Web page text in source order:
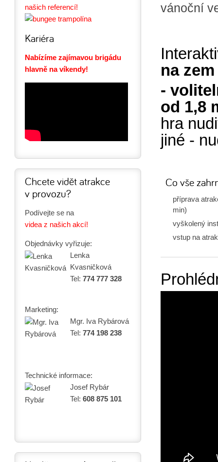
vánoční
na
-
od 1,8
hra
jiné -
Co vše
příprava
min)
vyškolený
vstup na
našich referencí!
Kariéra
Nabízíme zajímavou brigádu
hlavně na víkendy!
Chcete vidět atrakce
v provozu?
Podívejte se na
videa z našich akcí!
Objednávky vyřizuje:
Lenka
Kvasničková
Tel: 774 777 328
Marketing:
Mgr. Iva Rybárová
Tel: 774 198 238
Technické informace:
Josef Rybár
Tel: 608 875 101